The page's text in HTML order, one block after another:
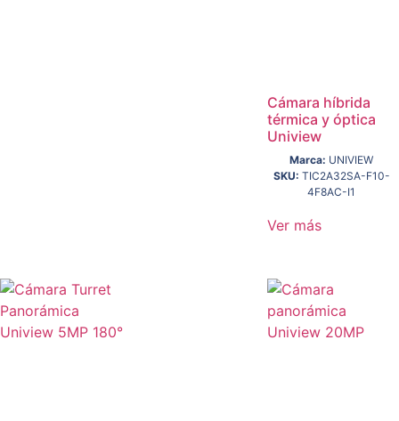
Cámara híbrida
térmica y óptica
Uniview
Marca: UNIVIEW
SKU: TIC2A32SA-F10-
4F8AC-I1
Ver más